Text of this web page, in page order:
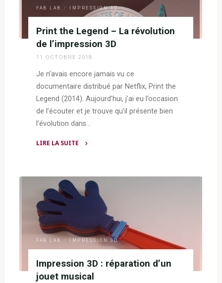
FAB LAB / IMPRESSION 3D
Print the Legend – La révolution
de l’impression 3D
11 OCTOBRE 2018
Je n’avais encore jamais vu ce
documentaire distribué par Netflix, Print the
Legend (2014). Aujourd’hui, j’ai eu l’occasion
de l’écouter et je trouve qu’il présente bien
l’évolution dans…
LIRE LA SUITE
Legend
La
révolution
de
l’impression
3D"
FAB LAB / IMPRESSION 3D
Impression 3D : réparation d’un
jouet musical